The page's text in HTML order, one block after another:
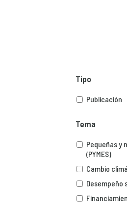
Tipo
Publicación
Tema
Pequeñas y
(PYMES)
Cambio
Desempeño